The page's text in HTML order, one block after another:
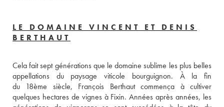
LE DOMAINE VINCENT ET DENIS
BERTHAUT
Cela fait sept générations que le domaine sublime les plus belles
appellations du paysage viticole bourguignon. À la fin
du 18ème siècle, François Berthaut commença à cultiver
quelques hectares de vignes à Fixin. Années après années, les